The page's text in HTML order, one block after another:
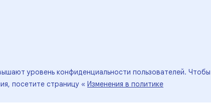
уровень конфиденциальности пользователей. Чтобы
посетите страницу « Изменения в политике